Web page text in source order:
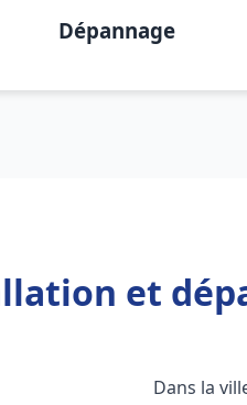
Dépannage
et
Dans la